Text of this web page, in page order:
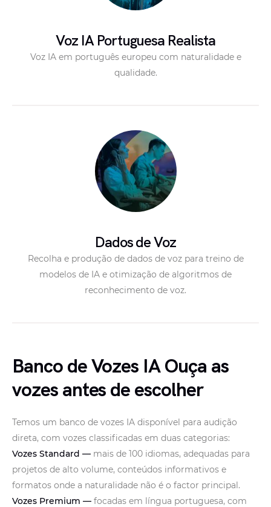
Voz IA Portuguesa Realista
Voz IA em português europeu com naturalidade e
qualidade.
Dados de Voz
Recolha e produção de dados de voz para treino de
modelos de IA e otimização de algoritmos de
reconhecimento de voz.
Banco de Vozes IA Ouça as
vozes antes de escolher
Temos um banco de vozes IA disponível para audição
direta, com vozes classificadas em duas categorias:
Vozes Standard — mais de 100 idiomas, adequadas para
projetos de alto volume, conteúdos informativos e
formatos onde a naturalidade não é o factor principal.
Vozes Premium — focadas em língua portuguesa, com